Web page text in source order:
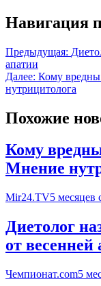
Навигация
Предыдущая:
апатии
Далее: Кому
нутрицитолога
Похожие
Кому
Мнение
Mir24.TV5 месяцев
Диетолог
от весенней
Чемпионат.com5